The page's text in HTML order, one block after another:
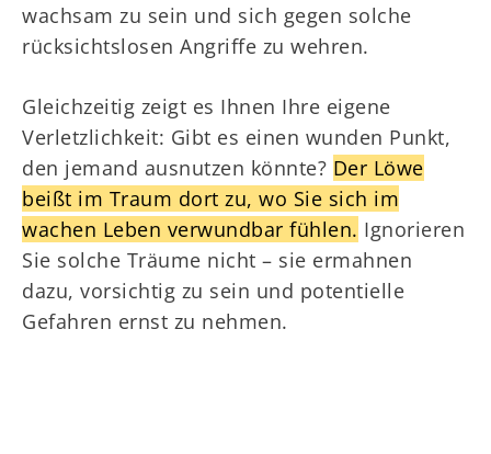
wachsam zu sein und sich gegen solche
rücksichtslosen Angriffe zu wehren.
Gleichzeitig zeigt es Ihnen Ihre eigene
Verletzlichkeit: Gibt es einen wunden Punkt,
den jemand ausnutzen könnte? Der Löwe
beißt im Traum dort zu, wo Sie sich im
wachen Leben verwundbar fühlen. Ignorieren
Sie solche Träume nicht – sie ermahnen
dazu, vorsichtig zu sein und potentielle
Gefahren ernst zu nehmen.